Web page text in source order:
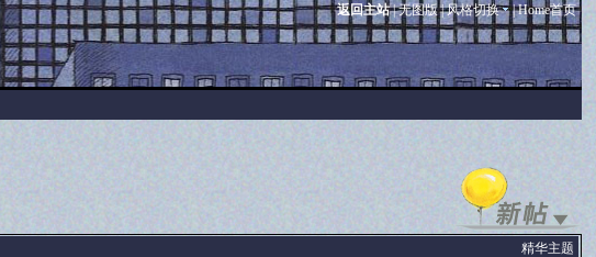
返回主站|无图版|风格切换 |Home首页
精华主题